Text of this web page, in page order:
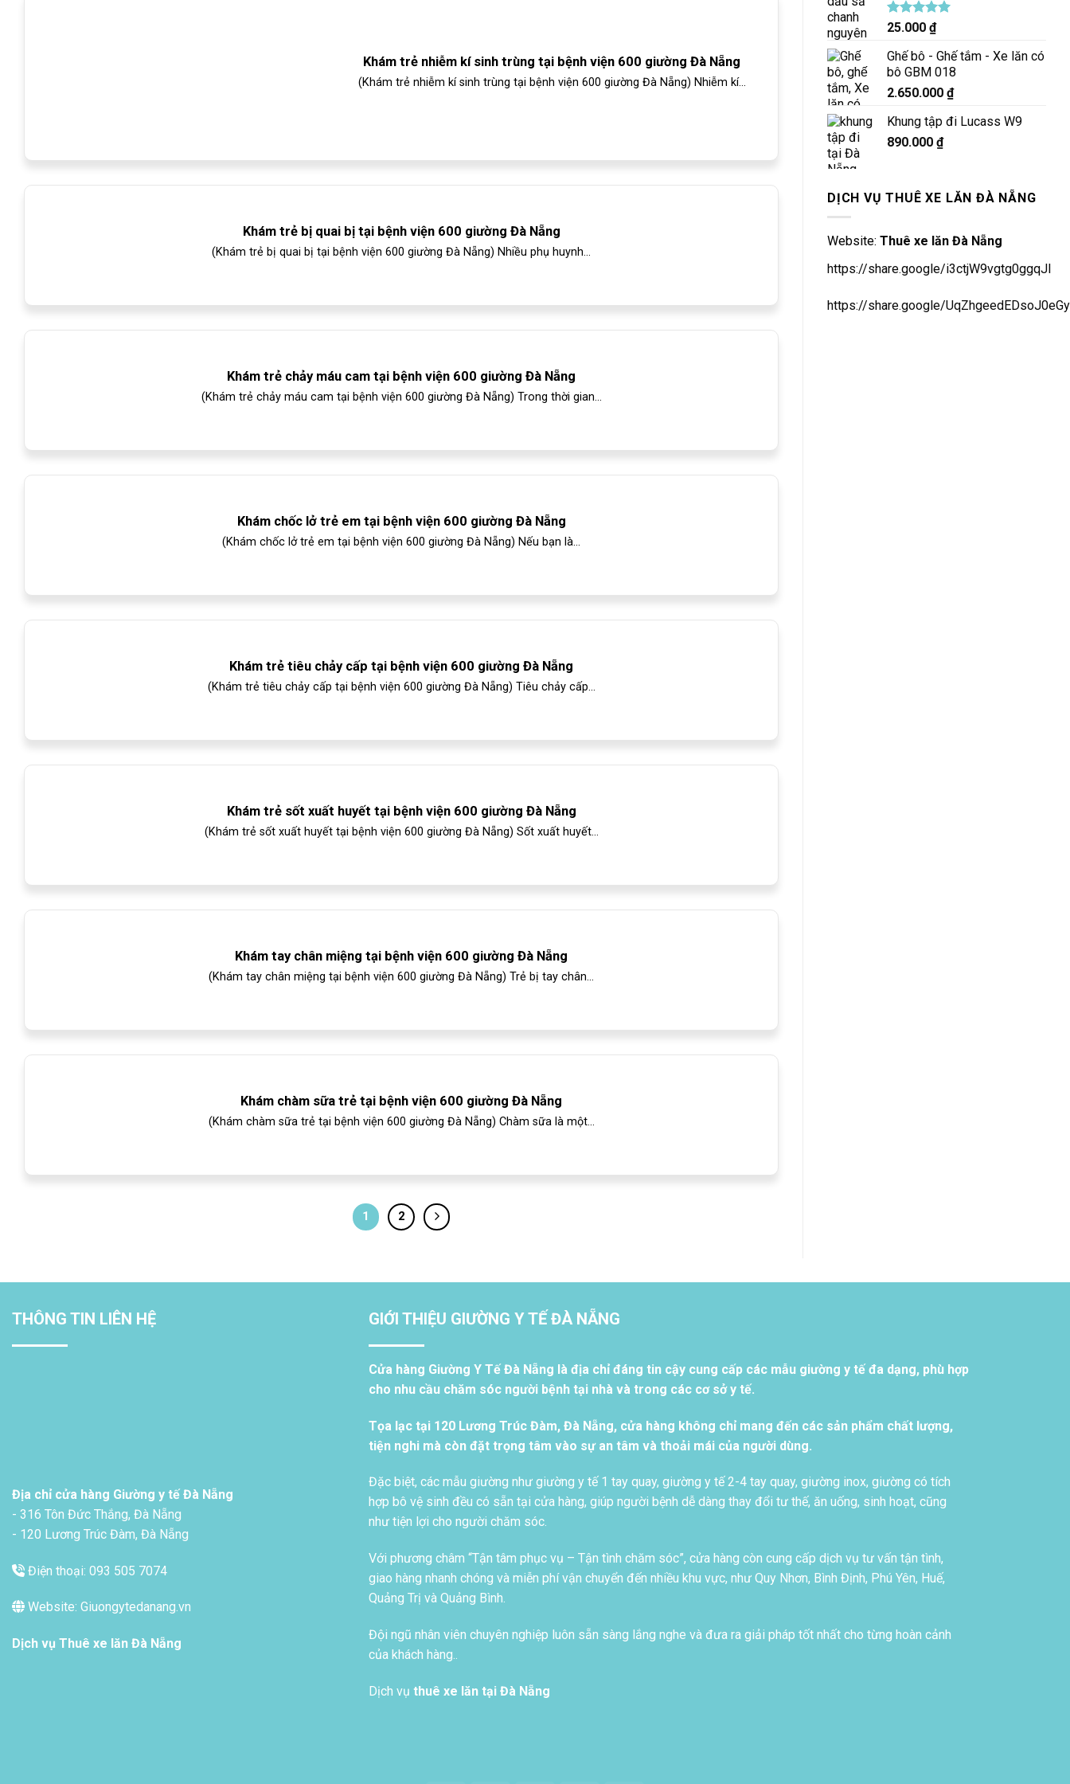
Khám trẻ nhiễm kí sinh trùng tại bệnh viện 600 giường Đà Nẵng
(Khám trẻ nhiễm kí sinh trùng tại bệnh viện 600 giường Đà Nẵng) Nhiễm kí...
Khám trẻ bị quai bị tại bệnh viện 600 giường Đà Nẵng
(Khám trẻ bị quai bị tại bệnh viện 600 giường Đà Nẵng) Nhiều phụ huynh...
Khám trẻ chảy máu cam tại bệnh viện 600 giường Đà Nẵng
(Khám trẻ chảy máu cam tại bệnh viện 600 giường Đà Nẵng) Trong thời gian...
Khám chốc lở trẻ em tại bệnh viện 600 giường Đà Nẵng
(Khám chốc lở trẻ em tại bệnh viện 600 giường Đà Nẵng) Nếu bạn là...
Khám trẻ tiêu chảy cấp tại bệnh viện 600 giường Đà Nẵng
(Khám trẻ tiêu chảy cấp tại bệnh viện 600 giường Đà Nẵng) Tiêu chảy cấp...
Khám trẻ sốt xuất huyết tại bệnh viện 600 giường Đà Nẵng
(Khám trẻ sốt xuất huyết tại bệnh viện 600 giường Đà Nẵng) Sốt xuất huyết...
Khám tay chân miệng tại bệnh viện 600 giường Đà Nẵng
(Khám tay chân miệng tại bệnh viện 600 giường Đà Nẵng) Trẻ bị tay chân...
Khám chàm sữa trẻ tại bệnh viện 600 giường Đà Nẵng
(Khám chàm sữa trẻ tại bệnh viện 600 giường Đà Nẵng) Chàm sữa là một...
1 2
Được xếp
5.00
5 sao
25.000 ₫
Ghế bô - Ghế tắm - Xe lăn có
bô GBM 018
2.650.000 ₫
Khung tập đi Lucass W9
890.000 ₫
DỊCH VỤ THUÊ XE LĂN ĐÀ NẴNG
Website: Thuê xe lăn Đà Nẵng
https://share.google/i3ctjW9vgtg0ggqJl
https://share.google/UqZhgeedEDsoJ0eGy
THÔNG TIN LIÊN HỆ
Địa chỉ cửa hàng Giường y tế Đà Nẵng
- 316 Tôn Đức Thắng, Đà Nẵng
- 120 Lương Trúc Đàm, Đà Nẵng
Điện thoại: 093 505 7074
Website: Giuongytedanang.vn
Dịch vụ Thuê xe lăn Đà Nẵng
GIỚI THIỆU GIƯỜNG Y TẾ ĐÀ NẴNG
Cửa hàng Giường Y Tế Đà Nẵng là địa chỉ đáng tin cậy cung cấp các mẫu giường y tế đa dạng, phù hợp
cho nhu cầu chăm sóc người bệnh tại nhà và trong các cơ sở y tế.
Tọa lạc tại 120 Lương Trúc Đàm, Đà Nẵng, cửa hàng không chỉ mang đến các sản phẩm chất lượng,
tiện nghi mà còn đặt trọng tâm vào sự an tâm và thoải mái của người dùng.
Đặc biệt, các mẫu giường như giường y tế 1 tay quay, giường y tế 2-4 tay quay, giường inox, giường có tích
hợp bô vệ sinh đều có sẵn tại cửa hàng, giúp người bệnh dễ dàng thay đổi tư thế, ăn uống, sinh hoạt, cũng
như tiện lợi cho người chăm sóc.
Với phương châm “Tận tâm phục vụ – Tận tình chăm sóc”, cửa hàng còn cung cấp dịch vụ tư vấn tận tình,
giao hàng nhanh chóng và miễn phí vận chuyển đến nhiều khu vực, như Quy Nhơn, Bình Định, Phú Yên, Huế,
Quảng Trị và Quảng Bình.
Đội ngũ nhân viên chuyên nghiệp luôn sẵn sàng lắng nghe và đưa ra giải pháp tốt nhất cho từng hoàn cảnh
của khách hàng..
Dịch vụ thuê xe lăn tại Đà Nẵng